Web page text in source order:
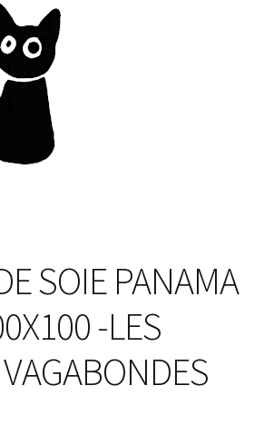
SOIE PANAMA
-LES